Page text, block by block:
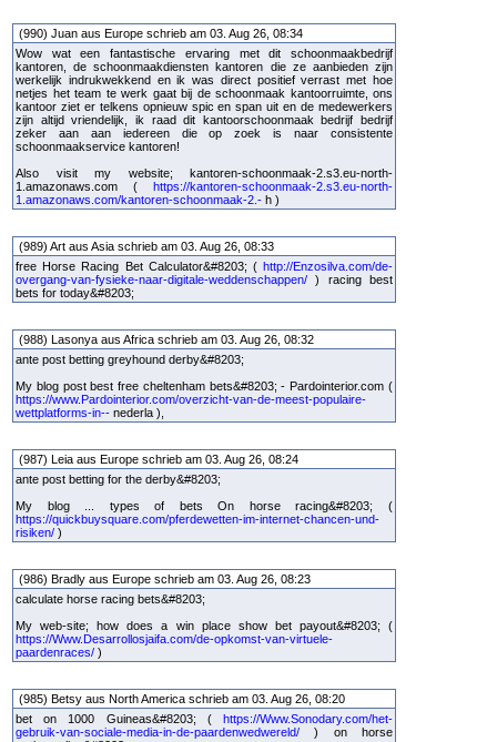
(990) Juan aus Europe schrieb am 03. Aug 26, 08:34
Wow wat een fantastische ervaring met dit schoonmaakbedrijf
kantoren, de schoonmaakdiensten kantoren die ze aanbieden zijn
werkelijk indrukwekkend en ik was direct positief verrast met hoe
netjes het team te werk gaat bij de schoonmaak kantoorruimte, ons
kantoor ziet er telkens opnieuw spic en span uit en de medewerkers
zijn altijd vriendelijk, ik raad dit kantoorschoonmaak bedrijf bedrijf
zeker aan aan iedereen die op zoek is naar consistente
schoonmaakservice kantoren!
Also visit my website; kantoren-schoonmaak-2.s3.eu-north-
1.amazonaws.com ( https://kantoren-schoonmaak-2.s3.eu-north-
1.amazonaws.com/kantoren-schoonmaak-2.- h )
(989) Art aus Asia schrieb am 03. Aug 26, 08:33
free Horse Racing Bet Calculator&#8203; ( http://Enzosilva.com/de-
overgang-van-fysieke-naar-digitale-weddenschappen/ ) racing best
bets for today&#8203;
(988) Lasonya aus Africa schrieb am 03. Aug 26, 08:32
ante post betting greyhound derby&#8203;
My blog post best free cheltenham bets&#8203; - Pardointerior.com (
https://www.Pardointerior.com/overzicht-van-de-meest-populaire-
wettplatforms-in-- nederla ),
(987) Leia aus Europe schrieb am 03. Aug 26, 08:24
ante post betting for the derby&#8203;
My blog ... types of bets On horse racing&#8203; (
https://quickbuysquare.com/pferdewetten-im-internet-chancen-und-
risiken/ )
(986) Bradly aus Europe schrieb am 03. Aug 26, 08:23
calculate horse racing bets&#8203;
My web-site; how does a win place show bet payout&#8203; (
https://Www.Desarrollosjaifa.com/de-opkomst-van-virtuele-
paardenraces/ )
(985) Betsy aus North America schrieb am 03. Aug 26, 08:20
bet on 1000 Guineas&#8203; ( https://Www.Sonodary.com/het-
gebruik-van-sociale-media-in-de-paardenwedwereld/ ) on horse